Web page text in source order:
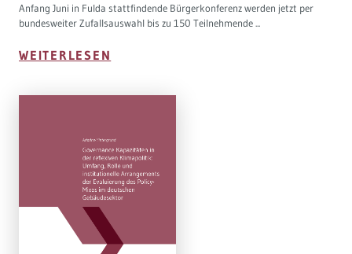
Anfang Juni in Fulda stattfindende Bürgerkonferenz werden jetzt per
bundesweiter Zufallsauswahl bis zu 150 Teilnehmende ...
WEITERLESEN